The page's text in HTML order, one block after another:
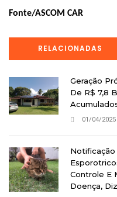
Fonte/ASCOM CAR
RELACIONADAS
Geração
De R$ 7,8
01/04/2025
Notificação
Controle E
Doença,